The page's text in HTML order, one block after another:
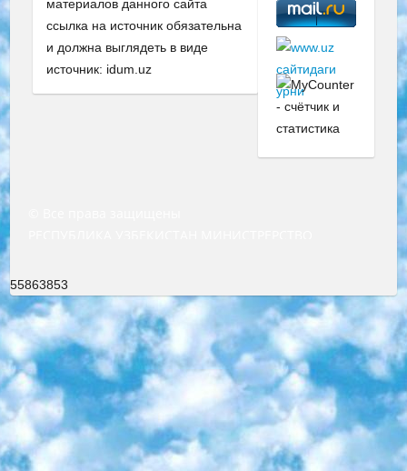
материалов данного сайта
ссылка на источник обязательна
и должна выглядеть в виде
источник: idum.uz
55863853